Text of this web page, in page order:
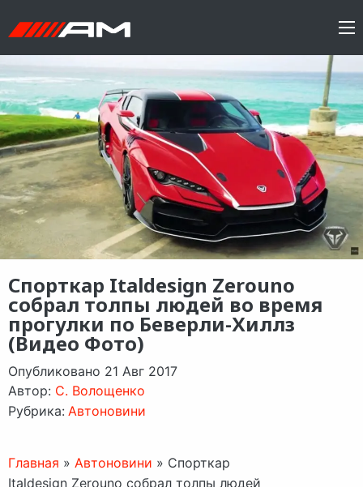
Спорткар Italdesign Zerouno
собрал толпы людей во время
прогулки по Беверли-Хиллз
(Видео Фото)
Опубликовано 21 Авг 2017
Автор: C. Волощенко
Рубрика: Автоновини
Главная » Автоновини » Спорткар
Italdesign Zerouno собрал толпы людей